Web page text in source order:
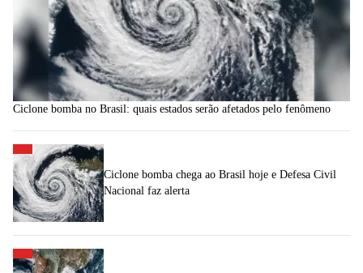
Ciclone bomba no Brasil: quais estados serão afetados pelo fenômeno
Ciclone bomba chega ao Brasil hoje e Defesa Civil
Nacional faz alerta